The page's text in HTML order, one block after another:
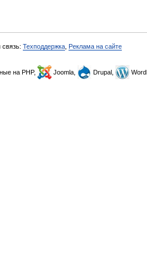
Техподдержка Реклама на сайте
на PHP, Joomla, Drupal,